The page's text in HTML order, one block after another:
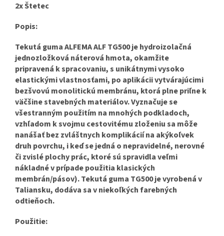
2x Štetec
Popis:
Tekutá guma ALFEMA ALF TG500 je hydroizolačná
jednozložková náterová hmota, okamžite
pripravená k spracovaniu, s unikátnymi vysoko
elastickými vlastnosťami, po aplikácii vytvárajúcimi
bezšvovú monolitickú membránu, ktorá plne priľne k
väčšine stavebných materiálov. Vyznačuje se
všestranným použitím na mnohých podkladoch,
vzhľadom k svojmu cestovitému zloženiu sa môže
nanášať bez zvláštnych komplikácií na akýkoľvek
druh povrchu, i keď se jedná o nepravidelné, nerovné
či zvislé plochy prác, ktoré sú spravidla veľmi
nákladné v prípade použitia klasických
membrán/pásov). Tekutá guma TG500 je vyrobená v
Taliansku, dodáva sa v niekoľkých farebných
odtieňoch.
Použitie: